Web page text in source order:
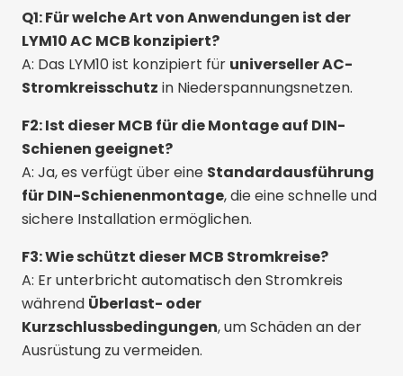
Q1: Für welche Art von Anwendungen ist der
LYM10 AC MCB konzipiert?
A: Das LYM10 ist konzipiert für universeller AC-
Stromkreisschutz in Niederspannungsnetzen.
F2: Ist dieser MCB für die Montage auf DIN-
Schienen geeignet?
A: Ja, es verfügt über eine Standardausführung
für DIN-Schienenmontage, die eine schnelle und
sichere Installation ermöglichen.
F3: Wie schützt dieser MCB Stromkreise?
A: Er unterbricht automatisch den Stromkreis
während Überlast- oder
Kurzschlussbedingungen, um Schäden an der
Ausrüstung zu vermeiden.